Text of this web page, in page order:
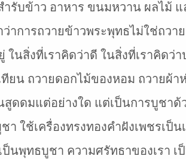
ำรับข้าว อาหาร ขนมหวาน ผลไ
ว่าการถวายข้าวพระพุทธไม่ใช่ถวา
นสิ่งที่เราคิดว่าดี ในสิ่งที่เราคิดว่
ยน ถวายดอกไม้ของหอม ถวายผ้า
สูดดมแต่อย่างใด แต่เป็นการบูชา
ชา ใช้เครื่องทรงทองคำฝังเพชรเ
นพุทธบูชา ความศรัทธาของเรา